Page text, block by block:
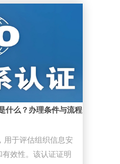
什么？办理条件与流程
用于评估组织信息安
效性。该认证证明